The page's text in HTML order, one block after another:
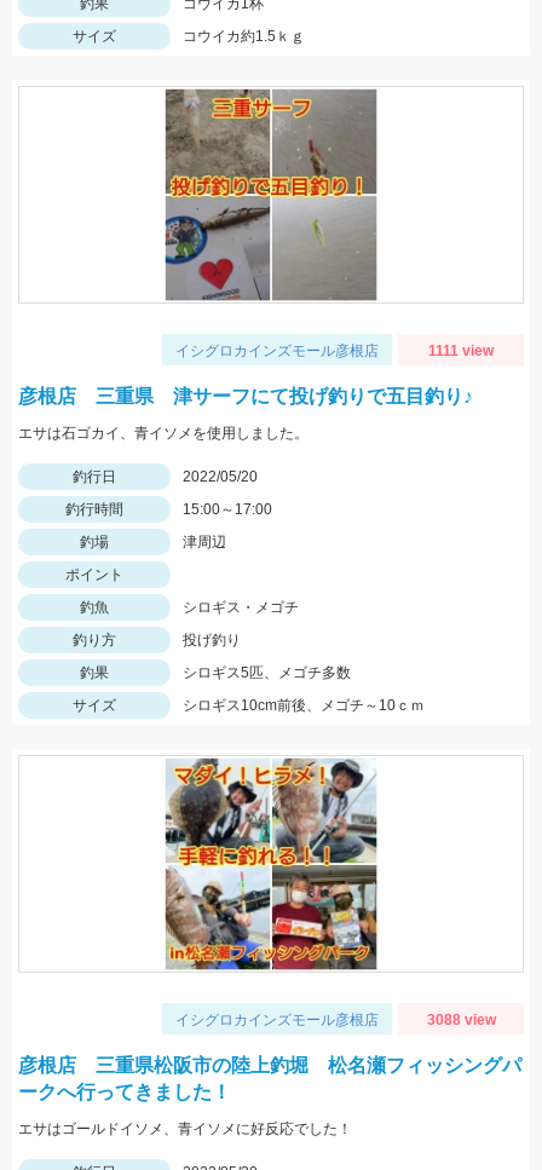
釣果
コウイカ1杯
サイズ
コウイカ約1.5ｋｇ
イシグロカインズモール彦根店 1111 view
彦根店 三重県 津サーフにて投げ釣りで五目釣り♪
エサは石ゴカイ、青イソメを使用しました。
釣行日
2022/05/20
釣行時間
15:00～17:00
釣場
津周辺
ポイント
釣魚
シロギス・メゴチ
釣り方
投げ釣り
釣果
シロギス5匹、メゴチ多数
サイズ
シロギス10cm前後、メゴチ～10ｃｍ
イシグロカインズモール彦根店 3088 view
彦根店 三重県松阪市の陸上釣堀 松名瀬フィッシングパ
ークへ行ってきました！
エサはゴールドイソメ、青イソメに好反応でした！